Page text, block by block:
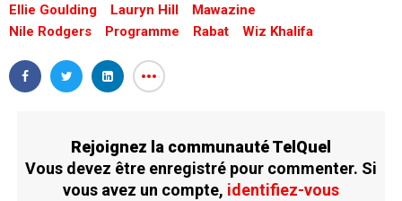
Ellie Goulding
Lauryn Hill
Mawazine
Nile Rodgers
Programme Rabat Wiz Khalifa
Rejoignez la communauté TelQuel
Vous devez être enregistré pour commenter. Si
vous avez un compte, identifiez-vous